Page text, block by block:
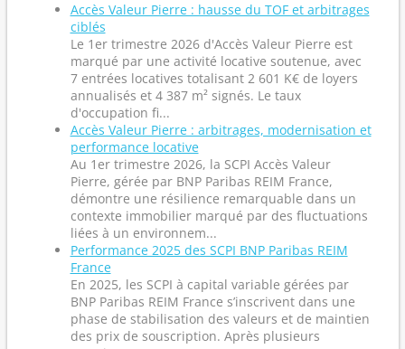
Accès Valeur Pierre : hausse du TOF et arbitrages
ciblés
Le 1er trimestre 2026 d'Accès Valeur Pierre est
marqué par une activité locative soutenue, avec
7 entrées locatives totalisant 2 601 K€ de loyers
annualisés et 4 387 m² signés. Le taux
d'occupation fi...
Accès Valeur Pierre : arbitrages, modernisation et
performance locative
Au 1er trimestre 2026, la SCPI Accès Valeur
Pierre, gérée par BNP Paribas REIM France,
démontre une résilience remarquable dans un
contexte immobilier marqué par des fluctuations
liées à un environnem...
Performance 2025 des SCPI BNP Paribas REIM
France
En 2025, les SCPI à capital variable gérées par
BNP Paribas REIM France s’inscrivent dans une
phase de stabilisation des valeurs et de maintien
des prix de souscription. Après plusieurs